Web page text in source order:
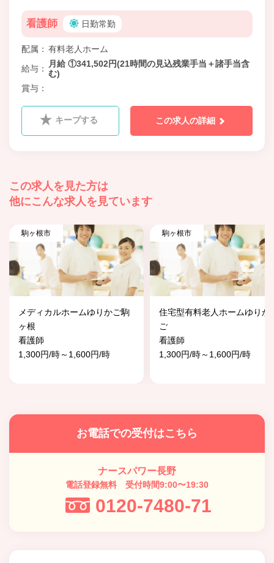
看護師 日勤常勤
配属
有料老人ホーム
給与
月給 ①341,502円(21時間の見込残業手当＋諸手当含
む)
賞与
キープする この求人の詳細
この求人を見た方は
他にこんな求人を見ています
駒ヶ根市
メディカルホームゆりかご駒
ヶ根
看護師
1,300円/時～1,600円/時
駒ヶ根市
住宅型有料老人ホームゆりか
ご
看護師
1,300円/時～1,600円/時
お電話での受付はこちら
ナースパワー長野
電話登録無料 受付時間9:00〜19:30
0120-7480-71